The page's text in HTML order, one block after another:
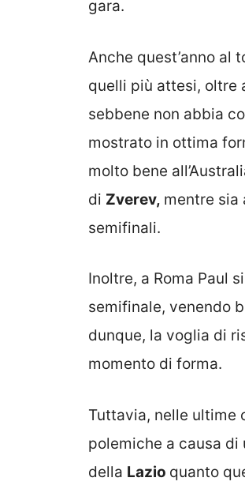
gara.
Anche quest’anno al
quelli più attesi, oltre
sebbene non abbia
mostrato in ottima
molto bene
di Zverev, mentre sia
semifinali.
Inoltre, a Roma Paul
semifinale, venendo
dunque, la voglia di
momento di forma.
Tuttavia, nelle ultime
polemiche a causa
della Lazio quanto